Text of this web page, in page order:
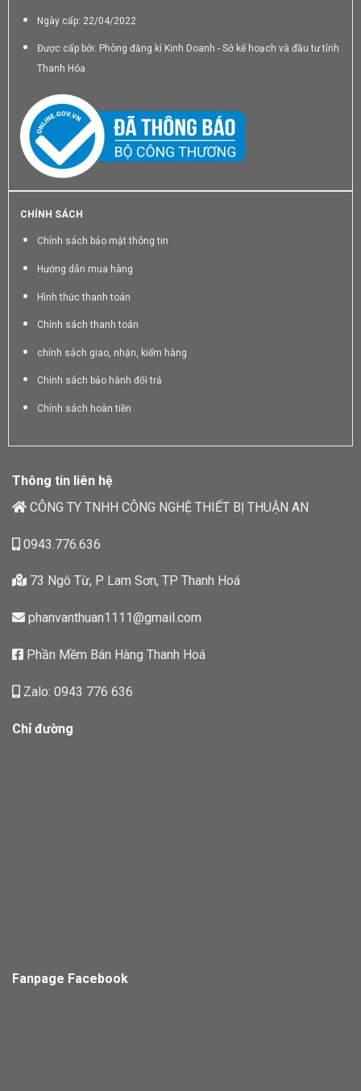
Ngày cấp: 22/04/2022
Được cấp bởi: Phòng đăng kí Kinh Doanh - Sở kế hoạch và đầu tư tỉnh
Thanh Hóa
CHÍNH SÁCH
Chính sách bảo mật thông tin
Hướng dẫn mua hàng
Hình thức thanh toán
Chính sách thanh toán
chính sách giao, nhận, kiểm hàng
Chính sách bảo hành đổi trả
Chính sách hoàn tiền
Thông tin liên hệ
CÔNG TY TNHH CÔNG NGHỆ THIẾT BỊ THUẬN AN
0943.776.636
73 Ngô Từ, P Lam Sơn, TP Thanh Hoá
phanvanthuan1111@gmail.com
Phần Mềm Bán Hàng Thanh Hoá
Zalo: 0943 776 636
Chỉ đường
Fanpage Facebook